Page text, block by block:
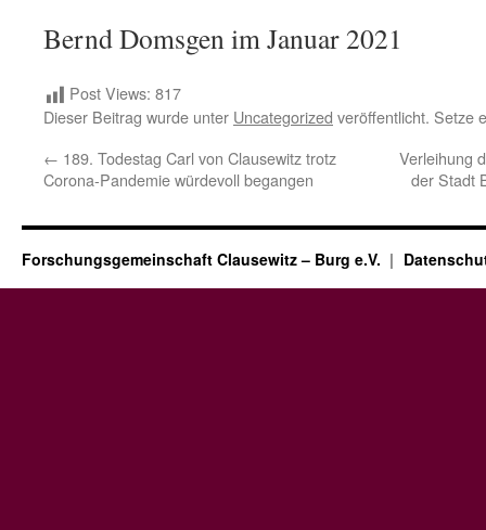
Bernd Domsgen im Januar 2021
Post Views: 817
Dieser Beitrag wurde unter Uncategorized veröffentlicht. Setze
← 189. Todestag Carl von Clausewitz trotz
Corona-Pandemie würdevoll begangen
Verleihung
der Stadt
Forschungsgemeinschaft Clausewitz – Burg e.V.